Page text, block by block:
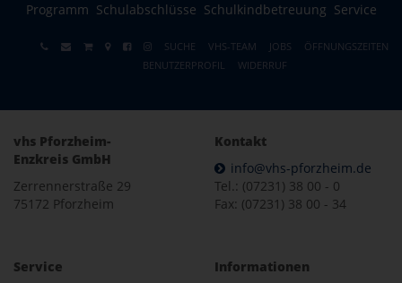
Programm Schulabschlüsse Schulkindbetreuung Service
SUCHE VHS-TEAM JOBS
ÖFFNUNGSZEITEN
BENUTZERPROFIL
WIDERRUF
vhs Pforzheim-
Enzkreis GmbH
Zerrennerstraße 29
75172 Pforzheim
Kontakt
info@vhs-pforzheim.de
Tel.: (07231) 38 00 - 0
Fax: (07231) 38 00 - 34
Service
Informationen